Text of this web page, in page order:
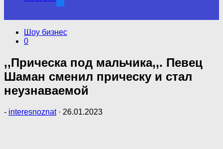
Шоу бизнес
0
,,Прическа под мальчика,,. Певец
Шаман сменил прическу и стал
неузнаваемой
- interesnoznat · 26.01.2023